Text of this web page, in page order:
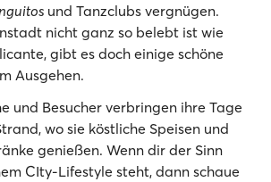
und Tanzclubs vergnügen.
nicht ganz so belebt ist wie
gibt es doch einige schöne
Ausgehen.
und Besucher verbringen ihre Tage
wo sie köstliche Speisen und
genießen. Wenn dir der Sinn
CIty-Lifestyle steht, dann schaue